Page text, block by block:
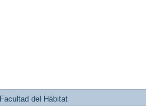
Facultad del Hábitat